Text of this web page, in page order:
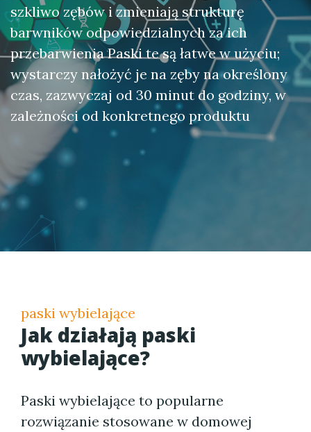
szkliwo zębów i zmieniają strukturę
barwników odpowiedzialnych za ich
przebarwienia Paski te są łatwe w użyciu;
wystarczy nałożyć je na zęby na określony
czas, zazwyczaj od 30 minut do godziny, w
zależności od konkretnego produktu
paski wybielające
Jak działają paski
wybielające?
Paski wybielające to popularne
rozwiązanie stosowane w domowej